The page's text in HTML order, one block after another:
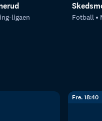
ligaen Fotball
Fre. 18:40